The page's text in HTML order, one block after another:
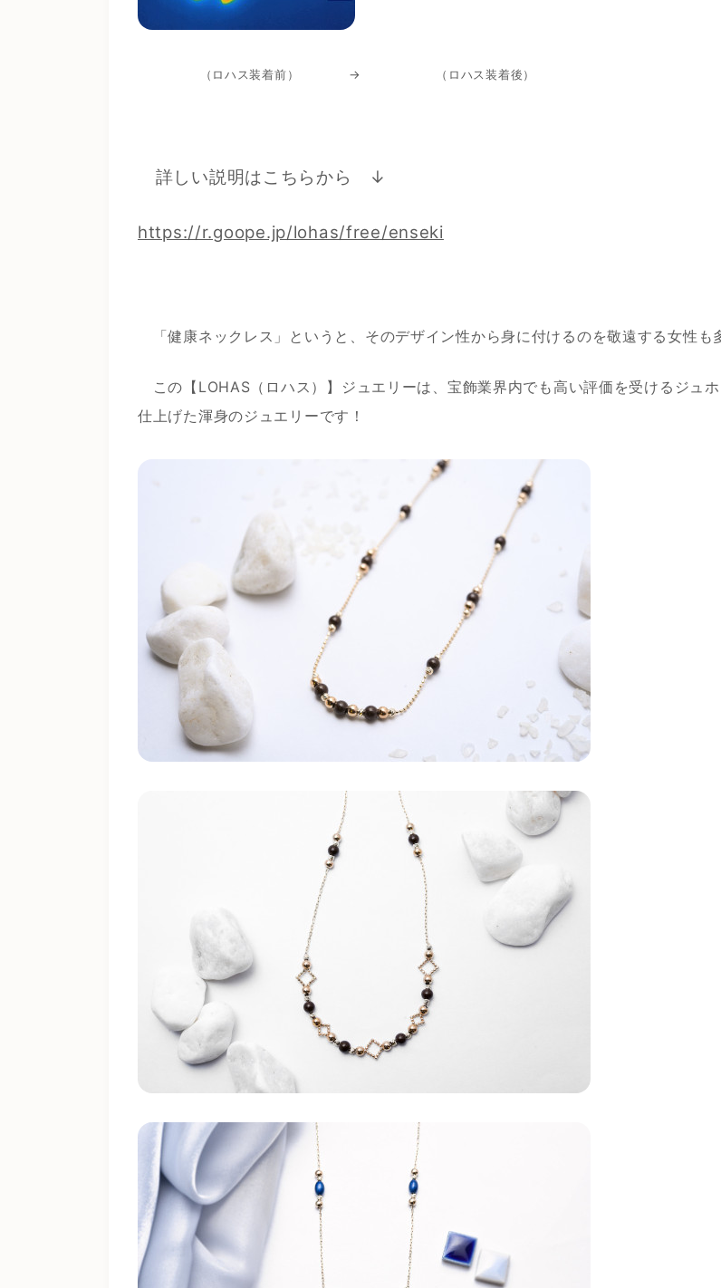
（ロハス装着前） → （ロハス装着後）
詳しい説明はこちらから ↓
https://r.goope.jp/lohas/free/enseki
「健康ネックレス」というと、そのデザイン性から身に付けるのを敬遠する女性も
この【LOHAS（ロハス）】ジュエリーは、宝飾業界内でも高い評価を受けるジュ
仕上げた渾身のジュエリーです！